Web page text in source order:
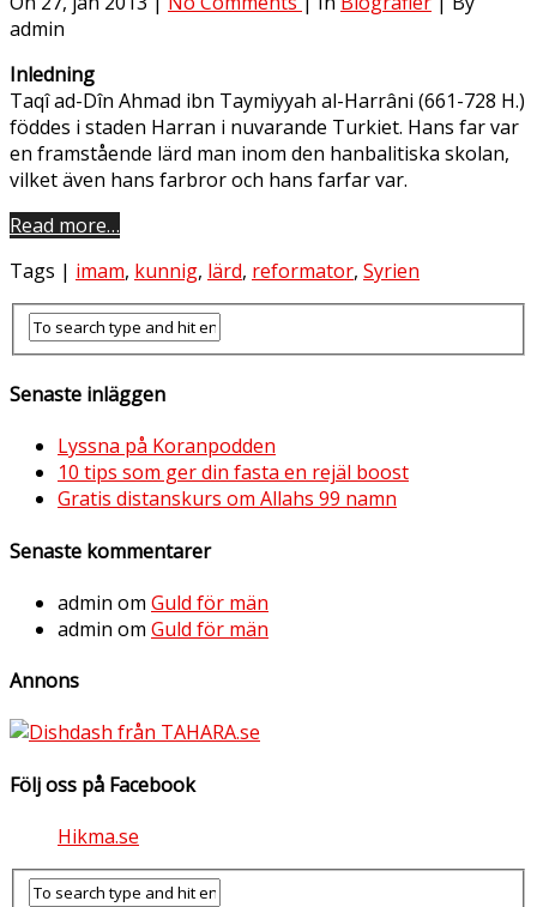
admin
Inledning
Taqî ad-Dîn Ahmad ibn Taymiyyah al-Harrâni (661-728 H.)
föddes i staden Harran i nuvarande Turkiet. Hans far var
en framstående lärd man inom den hanbalitiska skolan,
vilket även hans farbror och hans farfar var.
Read more…
Tags | imam, kunnig, lärd, reformator, Syrien
Senaste inläggen
Lyssna på Koranpodden
10 tips som ger din fasta en rejäl boost
Gratis distanskurs om Allahs 99 namn
Senaste kommentarer
admin om Guld för män
admin om Guld för män
Annons
Följ oss på Facebook
Hikma.se